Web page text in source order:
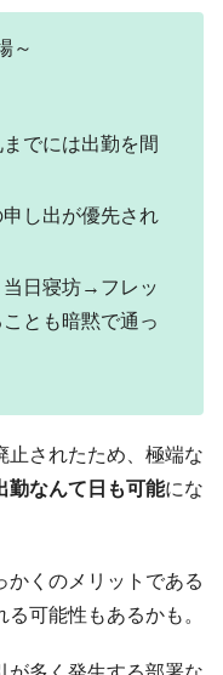
～
でには出勤を間
し出が優先され
当日寝坊→フレッ
とも暗黙で通っ
止されたため、極端な
勤なんて日も可能にな
かくのメリットである
可能性もあるかも。